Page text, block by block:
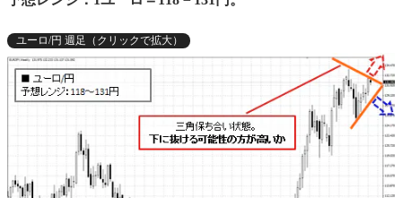
ユーロ/円 週足（クリックで拡大）